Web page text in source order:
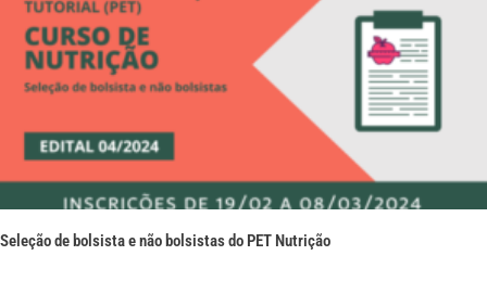
Seleção de bolsista e não bolsistas do PET Nutrição